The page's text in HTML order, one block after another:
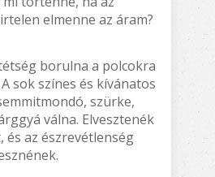
elmenne az áram?
borulna a polcokra
sok színes és kívánatos
szürke,
válna. Elvesztenék
és az észrevétlenség